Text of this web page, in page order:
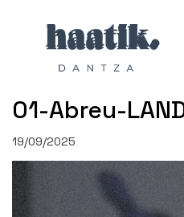
01-Abreu-
19/09/2025